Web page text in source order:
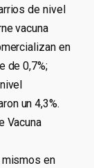
de nivel
vacuna
en
de 0,7%;
un 4,3%.
Vacuna
en